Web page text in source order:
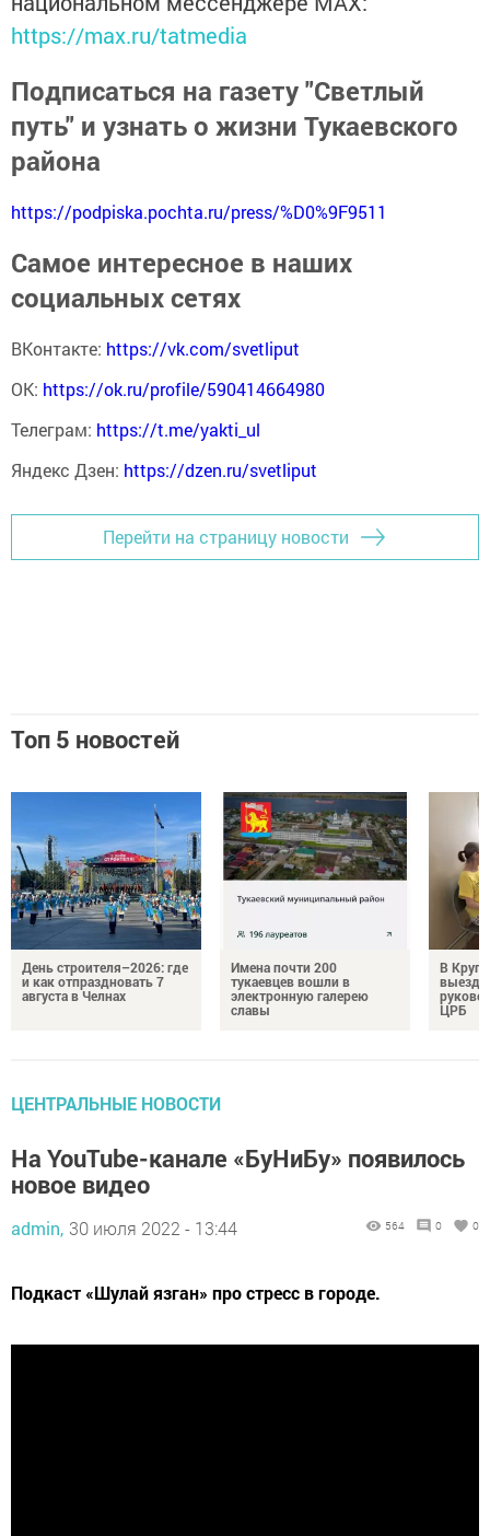
https://max.ru/tatmedia
Подписаться на газету "Светлый
путь" и узнать о жизни Тукаевского
района
https://podpiska.pochta.ru/press/%D0%9F9511
Самое интересное в наших
социальных сетях
ВКонтакте: https://vk.com/svetliput
ОК: https://ok.ru/profile/590414664980
Телеграм: https://t.me/yakti_ul
Яндекс Дзен: https://dzen.ru/svetliput
Перейти на страницу новости
Топ 5 новостей
День строителя–2026: где
и как отпраздновать 7
августа в Челнах
Имена почти 200
тукаевцев вошли в
электронную галерею
славы
В
ЦРБ
ЦЕНТРАЛЬНЫЕ НОВОСТИ
На YouTube-канале «БуНиБу» появилось
новое видео
admin, 30 июля 2022 - 13:44 564 0 0
Подкаст «Шулай язган» про стресс в городе.